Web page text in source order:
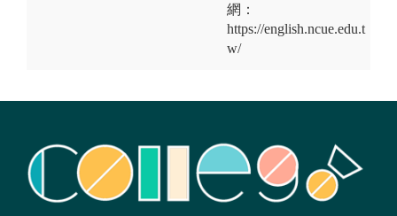
網：
https://english.ncue.edu.t
w/